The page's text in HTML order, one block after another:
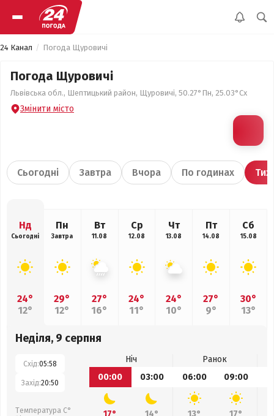
24 Канал Погода Щуровичі
Погода Щуровичі
Львівська обл., Шептицький район, Щуровичі, 50.27°Пн, 25.03°Сх
Змінити місто
Сьогодні Завтра Вчора По годинах
Нд
Сьогодні
24°
12°
Пн
Завтра
29°
12°
Вт
11.08
27°
16°
Ср
12.08
24°
11°
Чт
13.08
24°
10°
Пт
14.08
27°
9°
Сб
15.08
30°
13°
Неділя, 9 серпня
Схід:05:58
Захід:20:50
Температура С°
Ніч
Ранок
00:00
03:00 06:00 09:00
17° 14° 13° 17°